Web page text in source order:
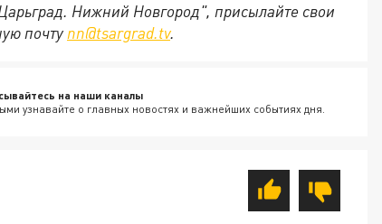
Нижний Новгород", присылайте свои
почту nn@tsargrad.tv.
на наши каналы
узнавайте о главных новостях и важнейших событиях дня.